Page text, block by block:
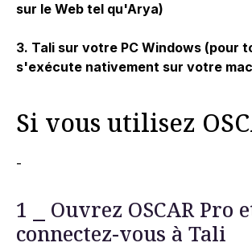
sur le Web tel qu'Arya)
3. Tali sur votre PC Windows (pour
s'exécute nativement sur votre
Si vous utilisez
-
1 ⎯ Ouvrez OSCAR Pro
connectez-vous à Tali